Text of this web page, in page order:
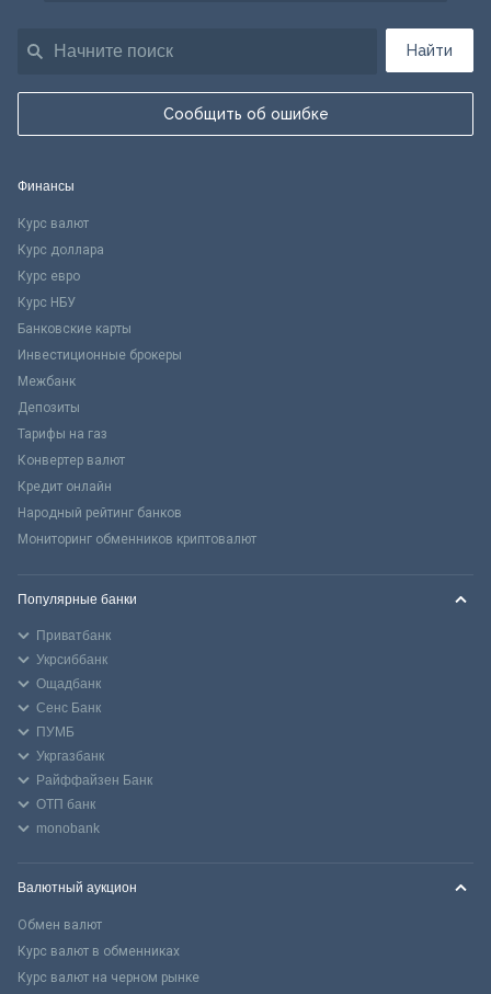
Найти
Сообщить об ошибке
Финансы
Курс валют
Курс доллара
Курс евро
Курс НБУ
Банковские карты
Инвестиционные брокеры
Межбанк
Депозиты
Тарифы на газ
Конвертер валют
Кредит онлайн
Народный рейтинг банков
Мониторинг обменников криптовалют
Популярные банки
Приватбанк
Укрсиббанк
Ощадбанк
Сенс Банк
ПУМБ
Укргазбанк
Райффайзен Банк
ОТП банк
monobank
Валютный аукцион
Обмен валют
Курс валют в обменниках
Курс валют на черном рынке